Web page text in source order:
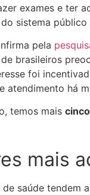
exames e ter
sistema público
pela
brasileiros
foi
atendimento há
temos mais
mais
de saúde tendem